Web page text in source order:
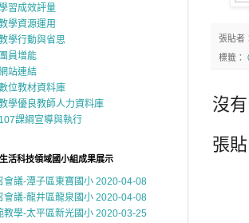
張貼者
標籤：
沒
張
習成效評量
學資源運用
學行動與省思
員增能
站連結
位教材資料庫
學優良教師人力資料庫
課綱宣導與執行
活科技領域國小組成果展示
會議-潭子區東寶國小 2020-04-08
會議-龍井區龍泉國小 2020-04-08
教學-太平區新光國小 2020-03-25